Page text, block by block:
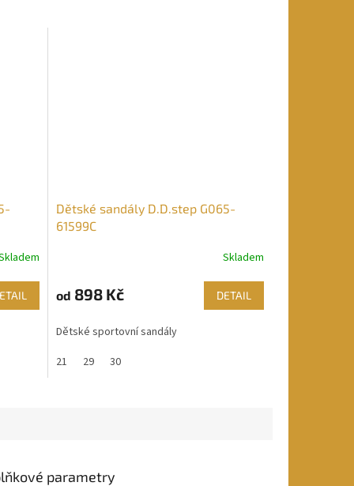
Dětské sandály D.D.step G065-
61599C
Skladem
od 898 Kč DETAIL
Dětské sportovní sandály
21
29 30
parametry